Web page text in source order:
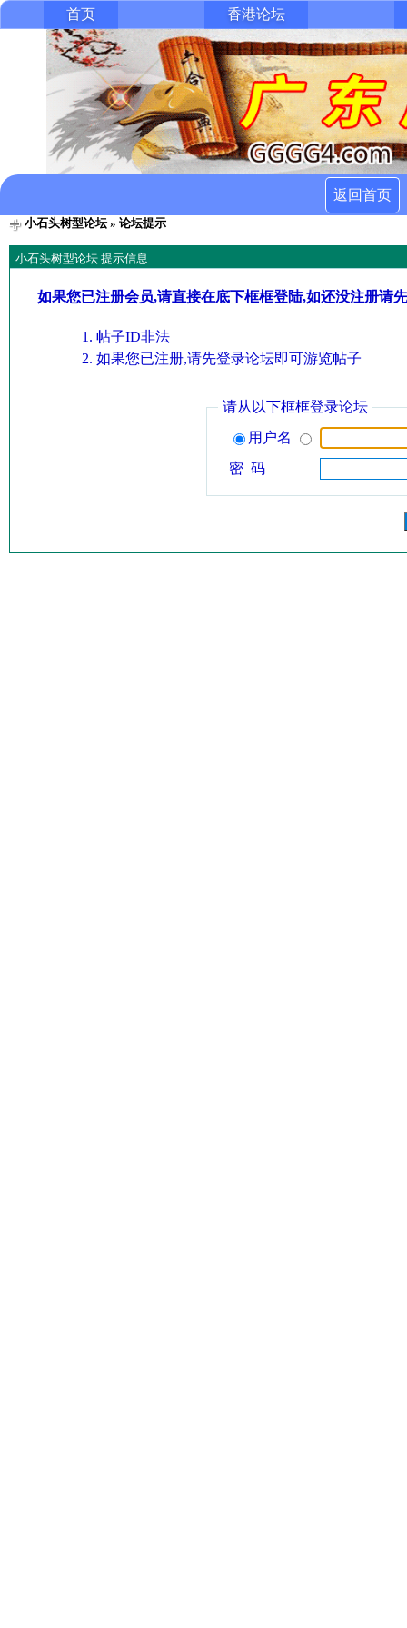
首页 香港论坛
返回首页
小石头树型论坛» 论坛提示
小石头树型论坛 提示信息
如果您已注册会员,请直接在底下框框登陆,如还没注册请
帖子ID非法
如果您已注册,请先登录论坛即可游览帖子
请从以下框框登录论坛
用户名
密 码